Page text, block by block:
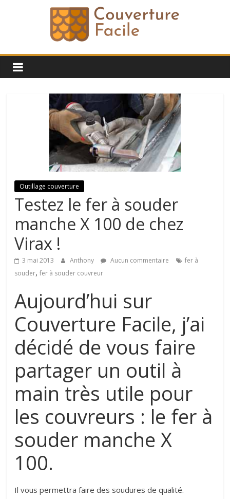
Blog
Conseil
Toiture
couverture-
facile.fr
Blog
conseils
astuces
l'univers
de
toiture
Outillage couverture
Testez le fer à souder
manche X 100 de chez
Virax !
3 mai 2013 Anthony Aucun commentaire
fer à
souder,fer à souder couvreur
Aujourd’hui sur
Couverture Facile, j’ai
décidé de vous faire
partager un outil à
main très utile pour
les couvreurs : le fer à
souder manche X
100.
Il vous permettra faire des soudures de qualité.